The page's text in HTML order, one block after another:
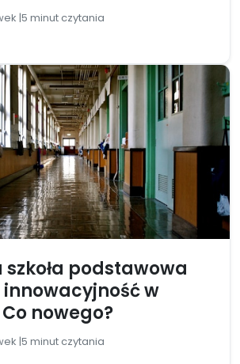
|5 minut czytania
podstawowa
innowacyjność w
nowego?
|5 minut czytania